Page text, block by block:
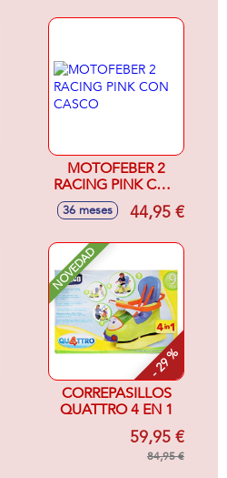
MOTOFEBER 2
RACING PINK CON
CASCO
36 meses 44,95 €
NOVEDAD
- 29 %
CORREPASILLOS
QUATTRO 4 EN 1
59,95 €
84,95 €